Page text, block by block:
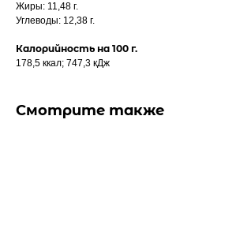
Жиры: 11,48 г.
Углеводы: 12,38 г.
Калорийность на 100 г.
178,5 ккал; 747,3 кДж
Смотрите также